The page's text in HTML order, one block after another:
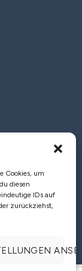
Cookies, um
diesen
IDs auf
zurückziehst,